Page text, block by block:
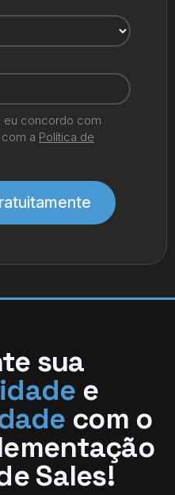
eu concordo com
a Política de
sua
e
com o
Sales!